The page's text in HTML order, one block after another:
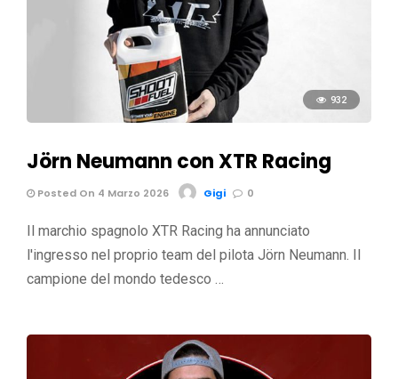
932
Jörn Neumann con XTR Racing
Posted On 4 Marzo 2026 Gigi 0
Il marchio spagnolo XTR Racing ha annunciato
l'ingresso nel proprio team del pilota Jörn Neumann. Il
campione del mondo tedesco …